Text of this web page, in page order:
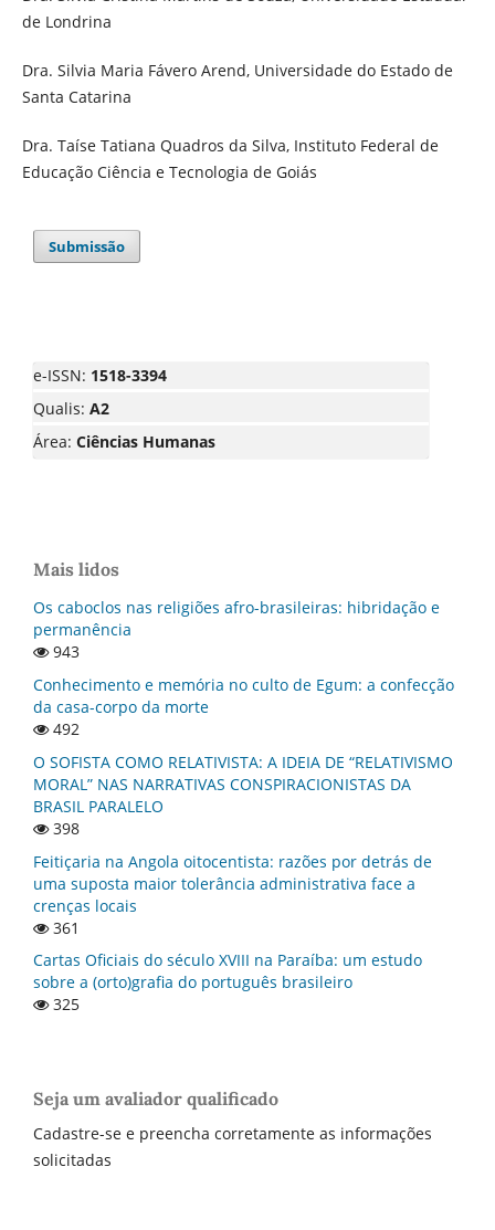
de Londrina
Dra. Silvia Maria Fávero Arend, Universidade do Estado de
Santa Catarina
Dra. Taíse Tatiana Quadros da Silva, Instituto Federal de
Educação Ciência e Tecnologia de Goiás
Submissão
e-ISSN: 1518-3394
Qualis: A2
Área: Ciências Humanas
Mais lidos
Os caboclos nas religiões afro-brasileiras: hibridação e
permanência
943
Conhecimento e memória no culto de Egum: a confecção
da casa-corpo da morte
492
O SOFISTA COMO RELATIVISTA: A IDEIA DE “RELATIVISMO
MORAL” NAS NARRATIVAS CONSPIRACIONISTAS DA
BRASIL PARALELO
398
Feitiçaria na Angola oitocentista: razões por detrás de
uma suposta maior tolerância administrativa face a
crenças locais
361
Cartas Oficiais do século XVIII na Paraí­ba: um estudo
sobre a (orto)grafia do português brasileiro
325
Seja um avaliador qualificado
Cadastre-se e preencha corretamente as informações
solicitadas